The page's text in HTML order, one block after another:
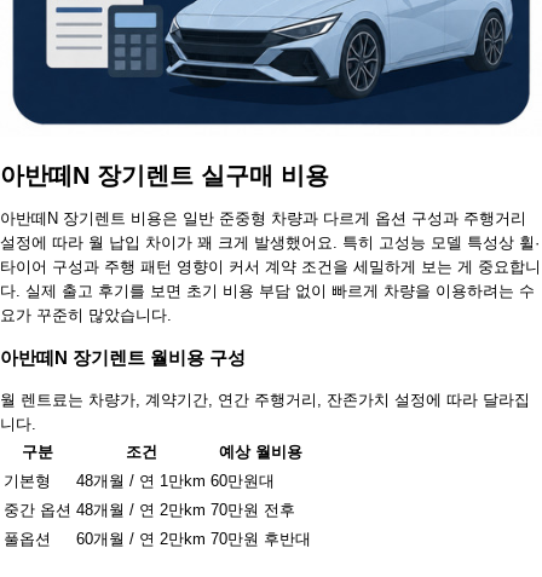
아반떼N 장기렌트 실구매 비용
아반떼N 장기렌트 비용은 일반 준중형 차량과 다르게 옵션 구성과 주행거리
설정에 따라 월 납입 차이가 꽤 크게 발생했어요. 특히 고성능 모델 특성상 휠·
타이어 구성과 주행 패턴 영향이 커서 계약 조건을 세밀하게 보는 게 중요합니
다. 실제 출고 후기를 보면 초기 비용 부담 없이 빠르게 차량을 이용하려는 수
요가 꾸준히 많았습니다.
아반떼N 장기렌트 월비용 구성
월 렌트료는 차량가, 계약기간, 연간 주행거리, 잔존가치 설정에 따라 달라집
니다.
구분
조건
예상 월비용
기본형
48개월 / 연 1만km 60만원대
중간 옵션 48개월 / 연 2만km 70만원 전후
풀옵션
60개월 / 연 2만km 70만원 후반대